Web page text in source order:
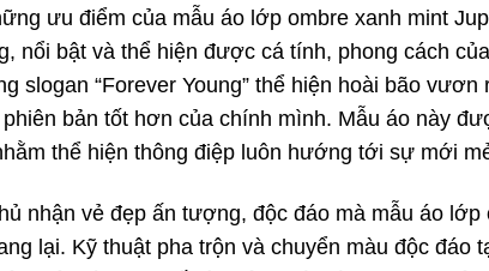
ưu điểm của mẫu áo lớp ombre xanh mint
nổi bật và thể hiện được cá tính, phong cách
slogan “Forever Young” thể hiện hoài bão
bản tốt hơn của chính mình. Mẫu áo này
thể hiện thông điệp luôn hướng tới sự mới
nhận vẻ đẹp ấn tượng, độc đáo mà mẫu áo
lại. Kỹ thuật pha trộn và chuyển màu độc đáo